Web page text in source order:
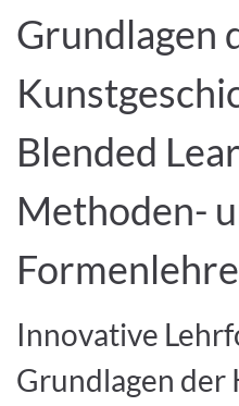
Grundlagen
Blended
Methoden-
Formenlehre
Innovative
Grundlagen der